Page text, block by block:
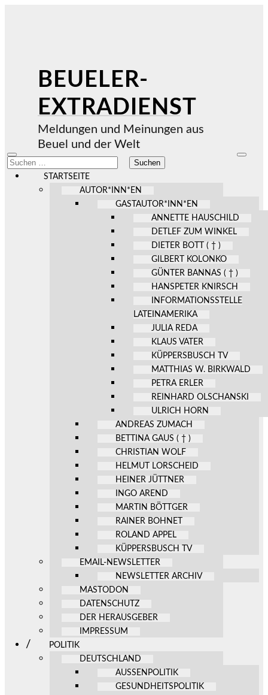
BEUELER-
EXTRADIENST
Meldungen und Meinungen aus
Beuel und der Welt
Mobile-
Menü
ein-/ausblenden
Suchen
nach:
STARTSEITE
AUTOR*INN*EN
GASTAUTOR*INN*EN
ANNETTE HAUSCHILD
DETLEF ZUM WINKEL
DIETER BOTT ( † )
GILBERT KOLONKO
GÜNTER BANNAS ( † )
HANSPETER KNIRSCH
INFORMATIONSSTELLE
LATEINAMERIKA
JULIA REDA
KLAUS VATER
KÜPPERSBUSCH TV
MATTHIAS W. BIRKWALD
PETRA ERLER
REINHARD OLSCHANSKI
ULRICH HORN
ANDREAS ZUMACH
BETTINA GAUS ( † )
CHRISTIAN WOLF
HELMUT LORSCHEID
HEINER JÜTTNER
INGO AREND
MARTIN BÖTTGER
RAINER BOHNET
ROLAND APPEL
KÜPPERSBUSCH TV
EMAIL-NEWSLETTER
NEWSLETTER ARCHIV
MASTODON
DATENSCHUTZ
DER HERAUSGEBER
IMPRESSUM
POLITIK
DEUTSCHLAND
AUSSENPOLITIK
GESUNDHEITSPOLITIK